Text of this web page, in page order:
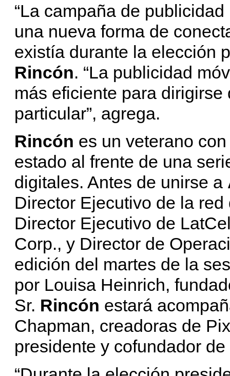
“La campaña de
una nueva forma de
existía durante la elección
Rincón. “La publicidad
más eficiente para
particular”, agrega.
Rincón es un veterano
estado al frente de una
digitales. Antes de unirse a
Director Ejecutivo de la
Director Ejecutivo de
Corp., y Director de
edición del martes de la
por Louisa Heinrich,
Sr. Rincón estará
Chapman, creadoras de
presidente y cofundador